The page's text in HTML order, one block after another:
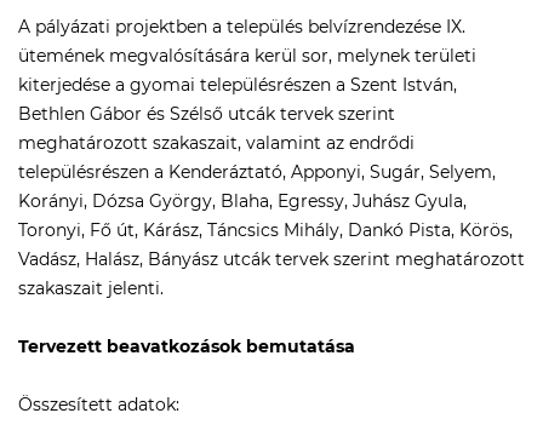
A pályázati projektben a település belvízrendezése IX.
ütemének megvalósítására kerül sor, melynek területi
kiterjedése a gyomai településrészen a Szent István,
Bethlen Gábor és Szélső utcák tervek szerint
meghatározott szakaszait, valamint az endrődi
településrészen a Kenderáztató, Apponyi, Sugár, Selyem,
Korányi, Dózsa György, Blaha, Egressy, Juhász Gyula,
Toronyi, Fő út, Kárász, Táncsics Mihály, Dankó Pista, Körös,
Vadász, Halász, Bányász utcák tervek szerint meghatározott
szakaszait jelenti.
Tervezett beavatkozások bemutatása
Összesített adatok: